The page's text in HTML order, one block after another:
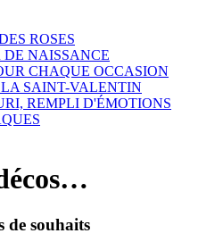
ROSES
NAISSANCE
CHAQUE OCCASION
SAINT-VALENTIN
REMPLI D'ÉMOTIONS
de souhaits